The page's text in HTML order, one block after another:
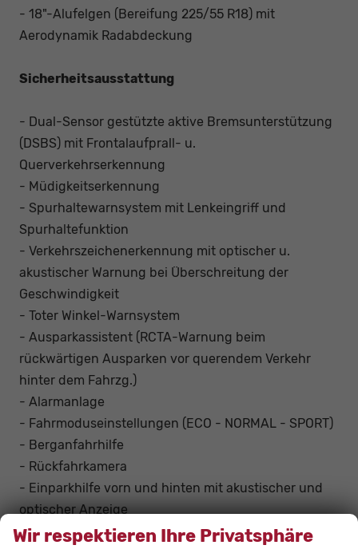
- 18"-Alufelgen (Bereifung 225/55 R18) mit
Aerodynamik Radabdeckung
Sicherheitsausstattung
- Dual-Sensor gestützte aktive Bremsunterstützung
(DSBS) mit Frontalaufprall- u.
Querverkehrserkennung
- Müdigkeitserkennung
- Spurhaltewarnsystem mit Lenkeingriff und
Spurhaltefunktion
- Verkehrszeichenerkennung mit optischer u.
akustischer Warnung bei Überschreitung der
Geschwindigkeit
- Toter Winkel-Warnsystem
- Ausparkassistent (RCTA-Warnung beim
rückwärtigen Ausparken vor querendem Verkehr
hinter dem Fahrzg.)
- Alarmanlage
- Fahrmoduseinstellungen (ECO - NORMAL - SPORT)
- Berganfahrhilfe
- Rückfahrkamera
- Einparkhilfe vorn und hinten mit akustischer und
optischer Anzeige
- eCall (automatischer Notruf)
Wir respektieren Ihre Privatsphäre